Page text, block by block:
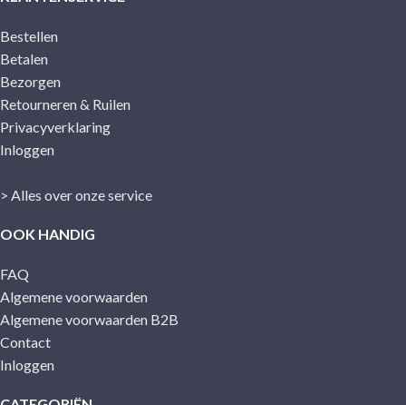
Bestellen
Betalen
Bezorgen
Retourneren & Ruilen
Privacyverklaring
Inloggen
> Alles over onze service
OOK HANDIG
FAQ
Algemene voorwaarden
Algemene voorwaarden B2B
Contact
Inloggen